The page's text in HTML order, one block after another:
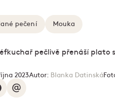
pečení Mouka
2023Autor: Blanka Datinská